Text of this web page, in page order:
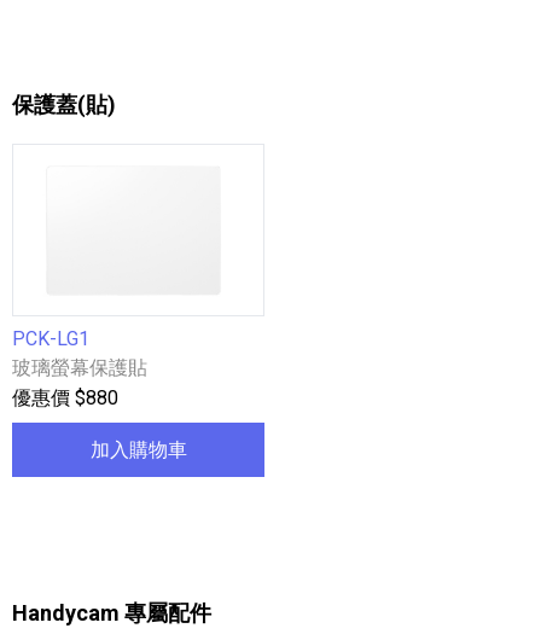
保護蓋(貼)
PCK-LG1
玻璃螢幕保護貼
優惠價 $880
加入購物車
Handycam 專屬配件